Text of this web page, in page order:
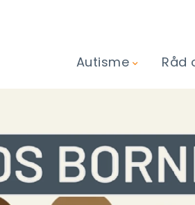
Autisme
Råd